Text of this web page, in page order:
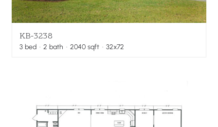
KB-3238
3 bed · 2 bath · 2040 sqft· 32x72